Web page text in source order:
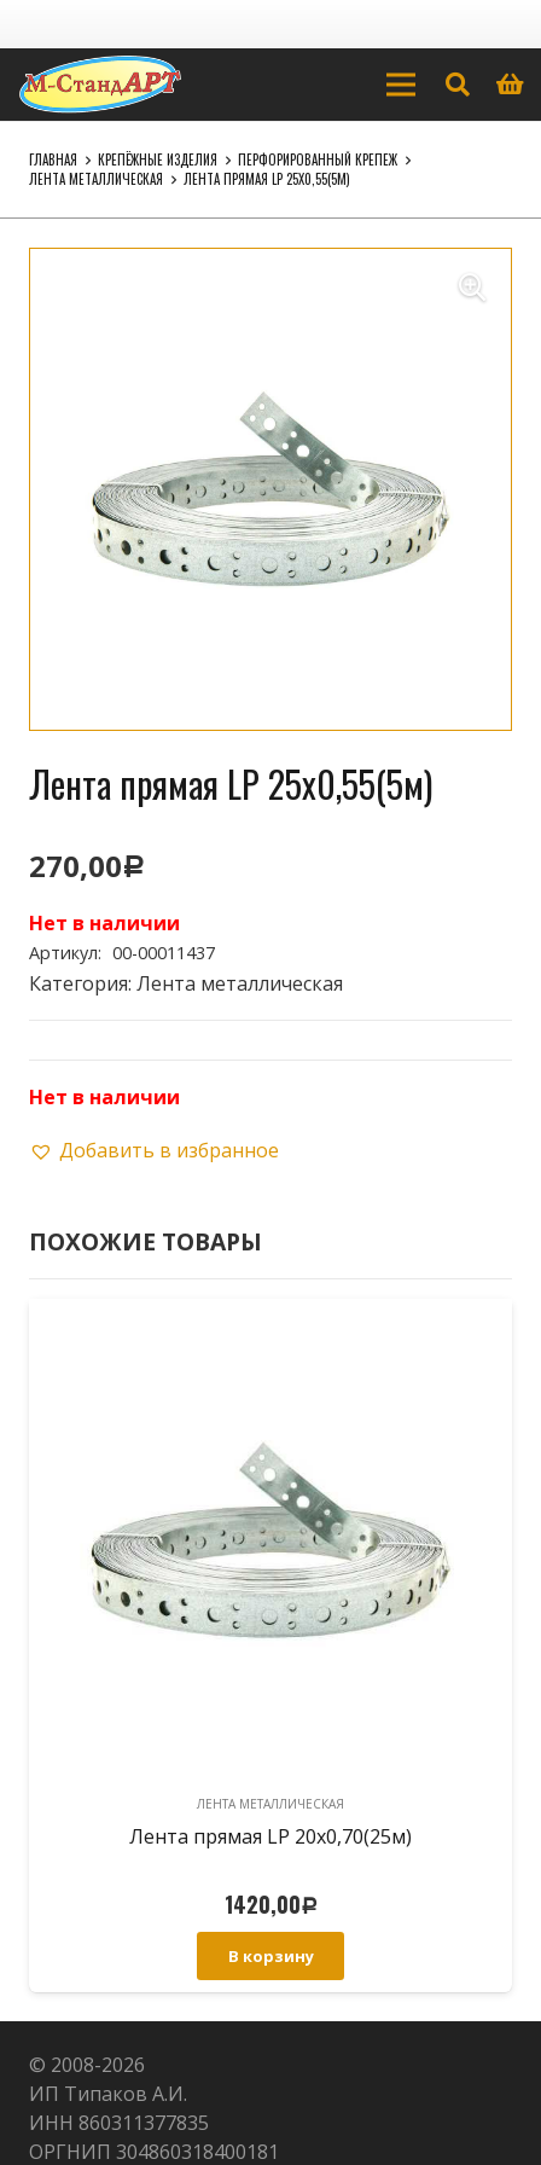
ГЛАВНАЯ КРЕПЁЖНЫЕ ИЗДЕЛИЯ
ПЕРФОРИРОВАННЫЙ КРЕПЕЖ
ЛЕНТА МЕТАЛЛИЧЕСКАЯ
ЛЕНТА ПРЯМАЯ LP 25Х0,55(5М)
Лента прямая LP 25х0,55(5м)
270,00Р
Нет в наличии
Артикул: 00-00011437
Категория: Лента металлическая
Нет в наличии
Добавить в избранное
ПОХОЖИЕ ТОВАРЫ
ЛЕНТА МЕТАЛЛИЧЕСКАЯ
Лента прямая LP 20х0,70(25м)
1420,00Р
В корзину
© 2008-2026
ИП Типаков А.И.
ИНН 860311377835
ОРГНИП 304860318400181